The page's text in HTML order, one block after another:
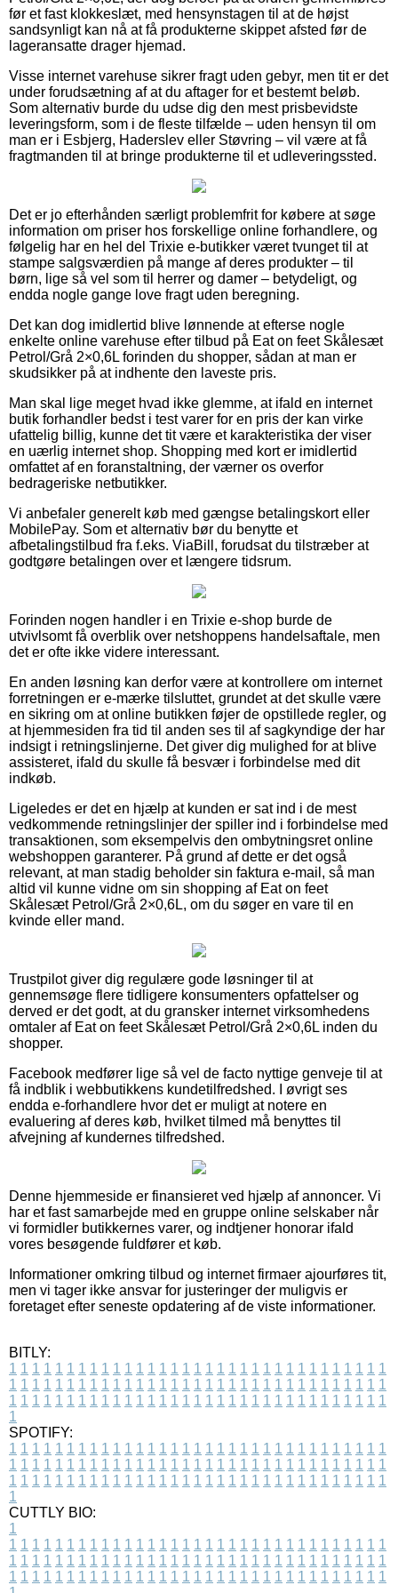
før et fast klokkeslæt, med hensynstagen til at de højst
sandsynligt kan nå at få produkterne skippet afsted før de
lageransatte drager hjemad.
Visse internet varehuse sikrer fragt uden gebyr, men tit er det
under forudsætning af at du aftager for et bestemt beløb.
Som alternativ burde du udse dig den mest prisbevidste
leveringsform, som i de fleste tilfælde – uden hensyn til om
man er i Esbjerg, Haderslev eller Støvring – vil være at få
fragtmanden til at bringe produkterne til et udleveringssted.
Det er jo efterhånden særligt problemfrit for købere at søge
information om priser hos forskellige online forhandlere, og
følgelig har en hel del Trixie e-butikker været tvunget til at
stampe salgsværdien på mange af deres produkter – til
børn, lige så vel som til herrer og damer – betydeligt, og
endda nogle gange love fragt uden beregning.
Det kan dog imidlertid blive lønnende at efterse nogle
enkelte online varehuse efter tilbud på Eat on feet Skålesæt
Petrol/Grå 2×0,6L forinden du shopper, sådan at man er
skudsikker på at indhente den laveste pris.
Man skal lige meget hvad ikke glemme, at ifald en internet
butik forhandler bedst i test varer for en pris der kan virke
ufattelig billig, kunne det tit være et karakteristika der viser
en uærlig internet shop. Shopping med kort er imidlertid
omfattet af en foranstaltning, der værner os overfor
bedrageriske netbutikker.
Vi anbefaler generelt køb med gængse betalingskort eller
MobilePay. Som et alternativ bør du benytte et
afbetalingstilbud fra f.eks. ViaBill, forudsat du tilstræber at
godtgøre betalingen over et længere tidsrum.
Forinden nogen handler i en Trixie e-shop burde de
utvivlsomt få overblik over netshoppens handelsaftale, men
det er ofte ikke videre interessant.
En anden løsning kan derfor være at kontrollere om internet
forretningen er e-mærke tilsluttet, grundet at det skulle være
en sikring om at online butikken føjer de opstillede regler, og
at hjemmesiden fra tid til anden ses til af sagkyndige der har
indsigt i retningslinjerne. Det giver dig mulighed for at blive
assisteret, ifald du skulle få besvær i forbindelse med dit
indkøb.
Ligeledes er det en hjælp at kunden er sat ind i de mest
vedkommende retningslinjer der spiller ind i forbindelse med
transaktionen, som eksempelvis den ombytningsret online
webshoppen garanterer. På grund af dette er det også
relevant, at man stadig beholder sin faktura e-mail, så man
altid vil kunne vidne om sin shopping af Eat on feet
Skålesæt Petrol/Grå 2×0,6L, om du søger en vare til en
kvinde eller mand.
Trustpilot giver dig regulære gode løsninger til at
gennemsøge flere tidligere konsumenters opfattelser og
derved er det godt, at du gransker internet virksomhedens
omtaler af Eat on feet Skålesæt Petrol/Grå 2×0,6L inden du
shopper.
Facebook medfører lige så vel de facto nyttige genveje til at
få indblik i webbutikkens kundetilfredshed. I øvrigt ses
endda e-forhandlere hvor det er muligt at notere en
evaluering af deres køb, hvilket tilmed må benyttes til
afvejning af kundernes tilfredshed.
Denne hjemmeside er finansieret ved hjælp af annoncer. Vi
har et fast samarbejde med en gruppe online selskaber når
vi formidler butikkernes varer, og indtjener honorar ifald
vores besøgende fuldfører et køb.
Informationer omkring tilbud og internet firmaer ajourføres tit,
men vi tager ikke ansvar for justeringer der muligvis er
foretaget efter seneste opdatering af de viste informationer.
BITLY:
1 1 1 1 1 1 1 1 1 1 1 1 1 1 1 1 1 1 1 1 1 1 1 1 1 1 1 1 1 1 1 1 1
1 1 1 1 1 1 1 1 1 1 1 1 1 1 1 1 1 1 1 1 1 1 1 1 1 1 1 1 1 1 1 1 1
1 1 1 1 1 1 1 1 1 1 1 1 1 1 1 1 1 1 1 1 1 1 1 1 1 1 1 1 1 1 1 1 1
1
SPOTIFY:
1 1 1 1 1 1 1 1 1 1 1 1 1 1 1 1 1 1 1 1 1 1 1 1 1 1 1 1 1 1 1 1 1
1 1 1 1 1 1 1 1 1 1 1 1 1 1 1 1 1 1 1 1 1 1 1 1 1 1 1 1 1 1 1 1 1
1 1 1 1 1 1 1 1 1 1 1 1 1 1 1 1 1 1 1 1 1 1 1 1 1 1 1 1 1 1 1 1 1
1
CUTTLY BIO:
1
1 1 1 1 1 1 1 1 1 1 1 1 1 1 1 1 1 1 1 1 1 1 1 1 1 1 1 1 1 1 1 1 1
1 1 1 1 1 1 1 1 1 1 1 1 1 1 1 1 1 1 1 1 1 1 1 1 1 1 1 1 1 1 1 1 1
1 1 1 1 1 1 1 1 1 1 1 1 1 1 1 1 1 1 1 1 1 1 1 1 1 1 1 1 1 1 1 1 1